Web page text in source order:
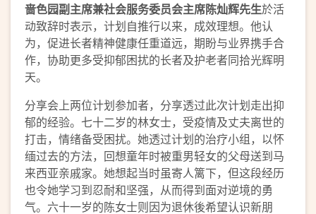
啬色园副主席兼社会服务委员会主席陈灿辉先生於活
动致辞时表示，计划自推行以来，成效理想。他认
为，促进长者精神健康任重道远，期盼与业界携手合
作，协助更多受抑郁困扰的长者及护老者同拾光辉明
天。
分享会上两位计划参加者，分享透过此次计划走出抑
郁的经验。七十二岁的林女士，受疫情及丈夫离世的
打击，情绪备受困扰。她透过计划的治疗小组，以怀
缅过去的方法，回想童年时被重男轻女的父母送到马
来西亚亲戚家。她想起当时虽寄人篱下，但这段经历
也令她学习到忍耐和坚强，从而得到面对逆境的勇
气。六十一岁的陈女士则因为退休後希望认识新朋